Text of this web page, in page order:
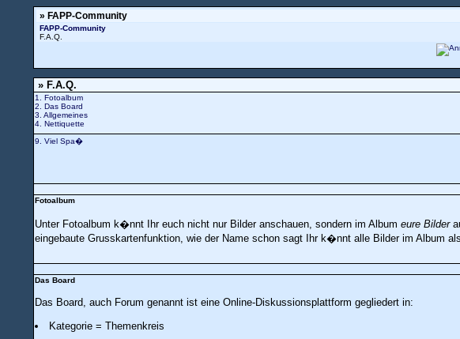
» FAPP-Community
FAPP-Community
F.A.Q.
» F.A.Q.
1. Fotoalbum
2. Das Board
3. Allgemeines
4. Nettiquette
9. Viel Spa�
Fotoalbum
Unter Fotoalbum k�nnt Ihr euch nicht nur Bilder anschauen, sondern im Album eure Bilder
eingebaute Grusskartenfunktion, wie der Name schon sagt Ihr k�nnt alle Bilder im Album
Das Board
Das Board, auch Forum genannt ist eine Online-Diskussionsplattform gegliedert in:
Kategorie = Themenkreis